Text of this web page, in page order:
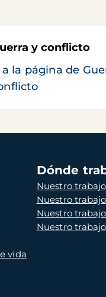
y conflicto
a la página de
vida
Dónde
Nuestro
Nuestro
Nuestro
Nuestro